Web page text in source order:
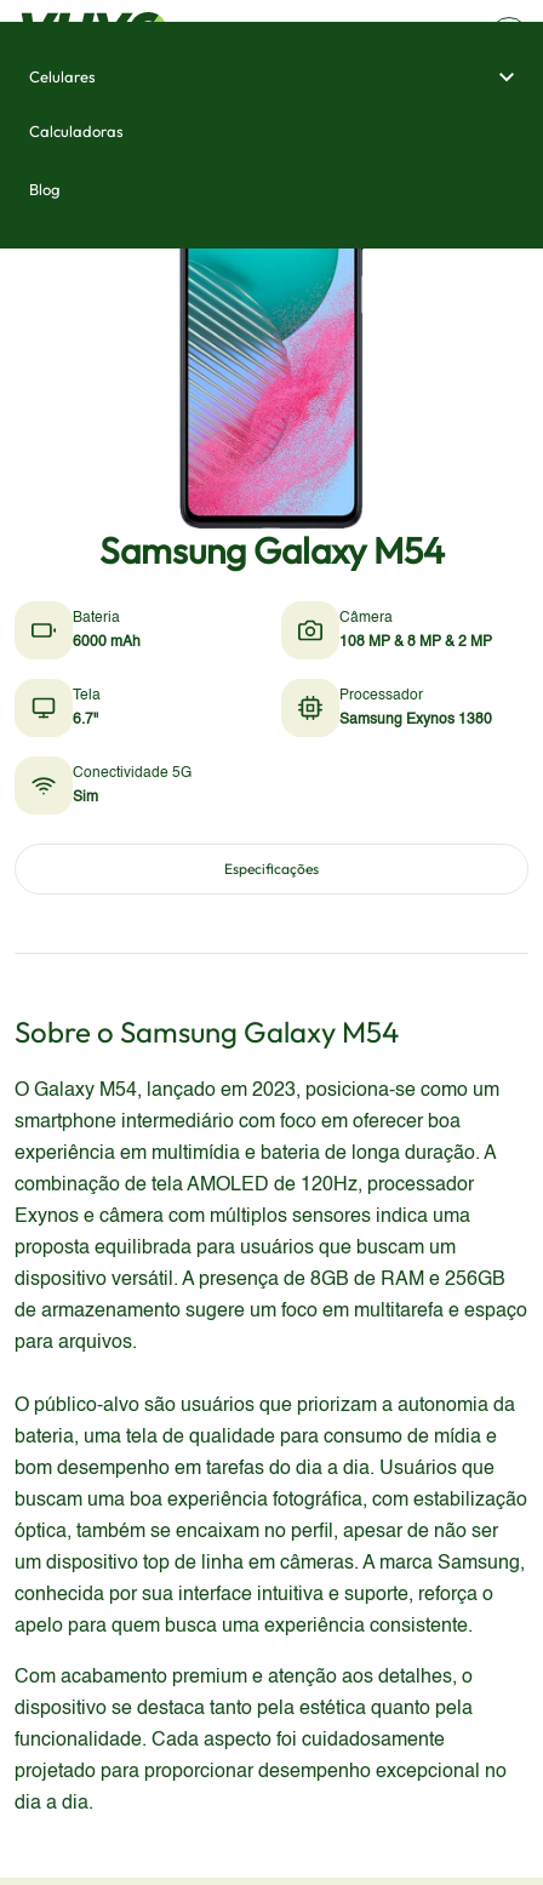
Celulares
Calculadoras
Blog
Samsung Galaxy M54
Bateria
6000 mAh
Câmera
108 MP & 8 MP & 2 MP
Tela
6.7"
Processador
Samsung Exynos 1380
Conectividade 5G
Sim
Especificações
Sobre o Samsung Galaxy M54
O Galaxy M54, lançado em 2023, posiciona-se como um
smartphone intermediário com foco em oferecer boa
experiência em multimídia e bateria de longa duração. A
combinação de tela AMOLED de 120Hz, processador
Exynos e câmera com múltiplos sensores indica uma
proposta equilibrada para usuários que buscam um
dispositivo versátil. A presença de 8GB de RAM e 256GB
de armazenamento sugere um foco em multitarefa e espaço
para arquivos.
O público-alvo são usuários que priorizam a autonomia da
bateria, uma tela de qualidade para consumo de mídia e
bom desempenho em tarefas do dia a dia. Usuários que
buscam uma boa experiência fotográfica, com estabilização
óptica, também se encaixam no perfil, apesar de não ser
um dispositivo top de linha em câmeras. A marca Samsung,
conhecida por sua interface intuitiva e suporte, reforça o
apelo para quem busca uma experiência consistente.
Com acabamento premium e atenção aos detalhes, o
dispositivo se destaca tanto pela estética quanto pela
funcionalidade. Cada aspecto foi cuidadosamente
projetado para proporcionar desempenho excepcional no
dia a dia.